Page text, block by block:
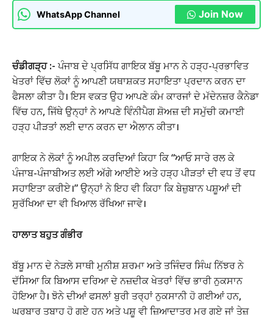
WhatsApp Channel Join Now
ਚੰਡੀਗੜ੍ਹ :-ਪੰਜਾਬ ਦੇ ਪ੍ਰਸਿੱਧ ਗਾਇਕ ਬੱਬੂ ਮਾਨ ਨੇ ਹੜ੍ਹ-ਪ੍ਰਭਾਵਿਤ
ਖੇਤਰਾਂ ਵਿੱਚ ਲੋਕਾਂ ਨੂੰ ਆਪਣੀ ਯਥਾਸ਼ਕਤ ਸਹਾਇਤਾ ਪ੍ਰਦਾਨ ਕਰਨ ਦਾ
ਫੈਸਲਾ ਕੀਤਾ ਹੈ। ਇਸ ਵਕਤ ਉਹ ਆਪਣੇ ਕੰਮ ਕਾਰਜਾਂ ਦੇ ਮੱਦੇਨਜ਼ਰ ਕੈਨੇਡਾ
ਵਿੱਚ ਹਨ, ਜਿੱਥੇ ਉਨ੍ਹਾਂ ਨੇ ਆਪਣੇ ਵਿੰਨੀਪੈਗ ਸ਼ੋਅਜ਼ ਦੀ ਸਮੁੱਚੀ ਕਮਾਈ
ਹੜ੍ਹ ਪੀੜਤਾਂ ਲਈ ਦਾਨ ਕਰਨ ਦਾ ਐਲਾਨ ਕੀਤਾ।
ਗਾਇਕ ਨੇ ਲੋਕਾਂ ਨੂੰ ਅਪੀਲ ਕਰਦਿਆਂ ਕਿਹਾ ਕਿ “ਆਓ ਸਾਰੇ ਰਲ ਕੇ
ਪੰਜਾਬ-ਪੰਜਾਬੀਅਤ ਲਈ ਅੱਗੇ ਆਈਏ ਅਤੇ ਹੜ੍ਹ ਪੀੜਤਾਂ ਦੀ ਵਧ ਤੋਂ ਵਧ
ਸਹਾਇਤਾ ਕਰੀਏ।” ਉਨ੍ਹਾਂ ਨੇ ਇਹ ਵੀ ਕਿਹਾ ਕਿ ਬੇਜ਼ੁਬਾਨ ਪਸ਼ੂਆਂ ਦੀ
ਸੁਰੱਖਿਆ ਦਾ ਵੀ ਖਿਆਲ ਰੱਖਿਆ ਜਾਵੇ।
ਹਾਲਾਤ ਬਹੁਤ ਗੰਭੀਰ
ਬੱਬੂ ਮਾਨ ਦੇ ਨੇੜਲੇ ਸਾਥੀ ਮੁਨੀਸ਼ ਸ਼ਰਮਾ ਅਤੇ ਤਜਿੰਦਰ ਸਿੰਘ ਨਿੱਝਰ ਨੇ
ਦੱਸਿਆ ਕਿ ਬਿਆਸ ਦਰਿਆ ਦੇ ਨਜ਼ਦੀਕ ਖੇਤਰਾਂ ਵਿੱਚ ਭਾਰੀ ਨੁਕਸਾਨ
ਹੋਇਆ ਹੈ। ਝੋਨੇ ਦੀਆਂ ਫਸਲਾਂ ਬੁਰੀ ਤਰ੍ਹਾਂ ਨੁਕਸਾਨੀ ਹੋ ਗਈਆਂ ਹਨ,
ਘਰਬਾਰ ਤਬਾਹ ਹੋ ਗਏ ਹਨ ਅਤੇ ਪਸ਼ੂ ਵੀ ਜ਼ਿਆਦਾਤਰ ਮਰ ਗਏ ਜਾਂ ਤੇਜ਼